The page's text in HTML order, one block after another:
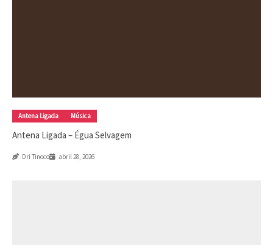
Antena Ligada Música
Antena Ligada – Égua Selvagem
Dri Tinoco abril 28, 2026